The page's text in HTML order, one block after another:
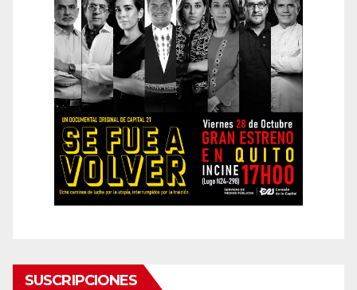
SUSCRIPCIONES